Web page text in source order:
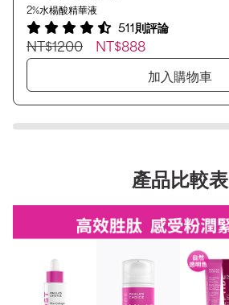
2%水楊酸精華液
511則評論
NT$1200
NT$888
加入購物車
產品比較表